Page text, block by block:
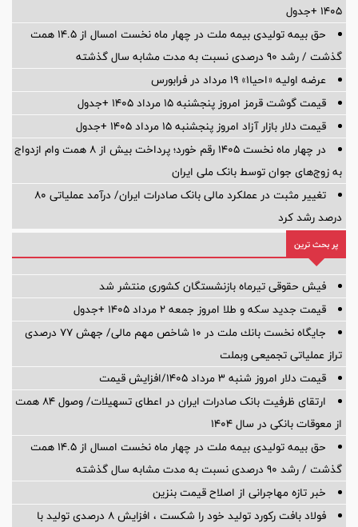
۱۴۰۵ +جدول
حق بیمه تولیدی بیمه ملت در چهار ماه نخست امسال از 14.5 همت
گذشت / رشد 90 درصدی نسبت به مدت مشابه سال گذشته
عرضه اولیه «احیا۱» ۱۹ مرداد در فرابورس
قیمت گوشت قرمز امروز پنجشنبه ۱۵ مرداد ۱۴۰۵ +جدول
قیمت دلار بازار آزاد امروز پنجشنبه ۱۵ مرداد ۱۴۰۵ +جدول
در چهار ماه نخست ۱۴۰۵ رقم خورد؛ پرداخت بیش از ۸ همت وام ازدواج
به زوج‌های جوان توسط بانک ملی ایران
تغییر مثبت در عملکرد مالی بانک صادرات ایران/ درآمد عملیاتی 80
درصد رشد کرد
پر بحث ترین
فیش حقوقی تیرماه بازنشستگان کشوری منتشر شد
قیمت جدید سکه و طلا امروز جمعه ۲ مرداد ۱۴۰۵ +جدول
جایگاه نخست بانك ملت در 10 شاخص مهم مالی/ جهش 77 درصدی
تراز عملیاتی تجمیعی وبملت
قیمت دلار امروز شنبه ۳ مرداد ۱۴۰۵/افزایش قیمت
ارتقای ظرفیت بانک صادرات ایران در اعطای تسهیلات/ وصول ۸۴ همت
از معوقات بانکی در سال ۱۴۰۴
حق بیمه تولیدی بیمه ملت در چهار ماه نخست امسال از 14.5 همت
گذشت / رشد 90 درصدی نسبت به مدت مشابه سال گذشته
خبر تازه مهاجرانی از اصلاح قیمت بنزین
فولاد بافت رکورد تولید خود را شکست ، افزایش 8 درصدی تولید با